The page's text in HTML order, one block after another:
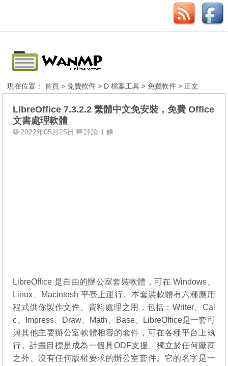
現在位置：首頁 >免費軟件 > D 檔案工具 >免費軟件 > 正文
LibreOffice 7.3.2.2 繁體中文免安裝，免費 Office
文書處理軟體
2022年05月25日 評論 1 條
LibreOffice 是自由的辦公室套裝軟體，可在 Windows、
Linux、Macintosh 平臺上運行。本套裝軟體有六種應用
程式供你製作文件、資料處理之用，包括：Writer、Cal
c、Impress、Draw、Math、Base。LibreOffice是一套可
與其他主要辦公室軟體相容的套件，可在各種平台上執
行。計畫目標是成為一個具ODF支援、獨立於任何廠商
之外、沒有任何版權要求的辦公室套件。它的名字是一